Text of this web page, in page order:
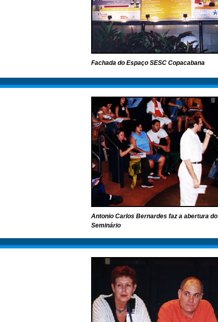
Fachada do Espaço SESC Copacabana
Antonio Carlos Bernardes faz a abertura do
Seminário